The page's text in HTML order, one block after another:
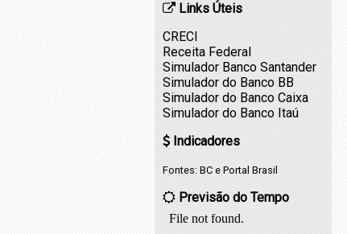
Links Úteis
CRECI
Receita Federal
Simulador Banco Santander
Simulador do Banco BB
Simulador do Banco Caixa
Simulador do Banco Itaú
Indicadores
Fontes: BC e Portal Brasil
Previsão do Tempo